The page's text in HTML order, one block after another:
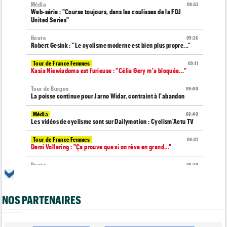
09:53
Média
Web-série : "Course toujours, dans les coulisses de la FDJ
United Series"
09:26
Route
Robert Gesink : "Le cyclisme moderne est bien plus propre..."
09:11
Tour de France Femmes
Kasia Niewiadoma est furieuse : "Célia Gery m'a bloquée..."
09:00
Tour de Burgos
La poisse continue pour Jarno Widar, contraint à l'abandon
08:40
Média
Les vidéos de cyclisme sont sur Dailymotion : Cyclism'Actu TV
08:32
Tour de France Femmes
Demi Vollering : "Ça prouve que si on rêve en grand..."
08:20
Route
Tour de France Femmes
La peloton du Tour de France Femmes... 21 abandons
NOS PARTENAIRES